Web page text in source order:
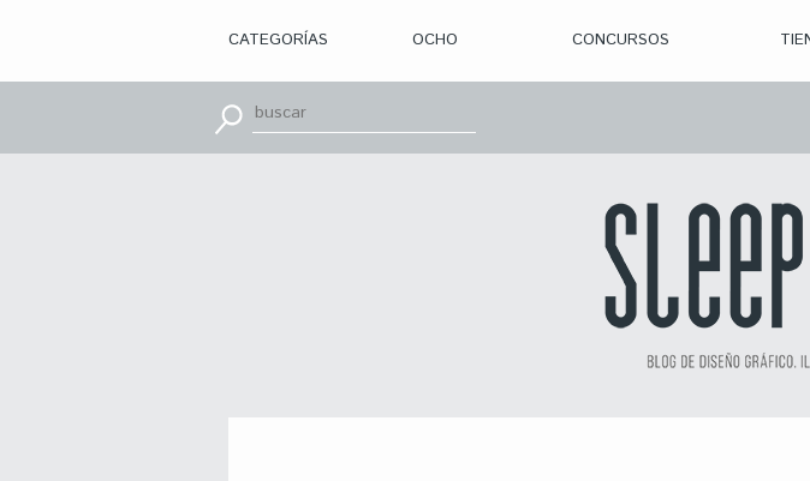
CATEGORÍAS
> DISEÑO
> APRENDE
CON
OCHO CONCURSOS
> CON. CERRADA